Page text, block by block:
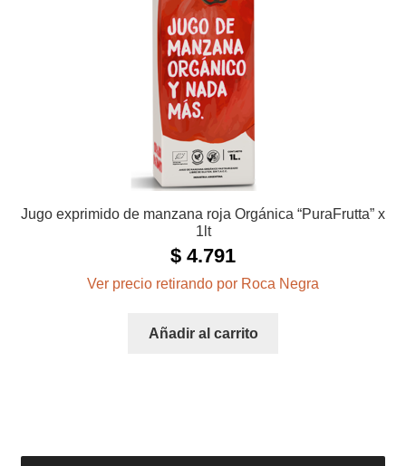
Jugo exprimido de manzana roja Orgánica “PuraFrutta” x
1lt
$ 4.791
Ver precio retirando por Roca Negra
Añadir al carrito